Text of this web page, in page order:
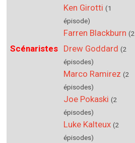
Ken Girotti (1
épisode)
Farren Blackburn (2
épisodes)
Guy Ferland
épisode)
Brad Turner
épisode)
Stephen Surjik
épisode)
Nelson McCormick
Scénaristes Drew Goddard (2
épisodes)
Marco Ramirez (2
épisodes)
Joe Pokaski (2
épisodes)
Luke Kalteux (2
épisodes)